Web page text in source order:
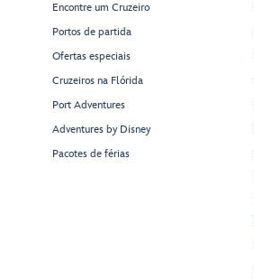
Encontre um Cruzeiro
Portos de partida
Ofertas especiais
Cruzeiros na Flórida
Port Adventures
Adventures by Disney
Pacotes de férias